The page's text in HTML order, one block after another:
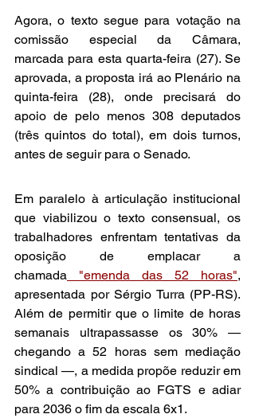
Agora, o texto segue para votação na
comissão especial da Câmara,
marcada para esta quarta-feira (27). Se
aprovada, a proposta irá ao Plenário na
quinta-feira (28), onde precisará do
apoio de pelo menos 308 deputados
(três quintos do total), em dois turnos,
antes de seguir para o Senado.
Em paralelo à articulação institucional
que viabilizou o texto consensual, os
trabalhadores enfrentam tentativas da
oposição de emplacar a
chamada "emenda das 52 horas",
apresentada por Sérgio Turra (PP-RS).
Além de permitir que o limite de horas
semanais ultrapassasse os 30% —
chegando a 52 horas sem mediação
sindical —, a medida propõe reduzir em
50% a contribuição ao FGTS e adiar
para 2036 o fim da escala 6x1.